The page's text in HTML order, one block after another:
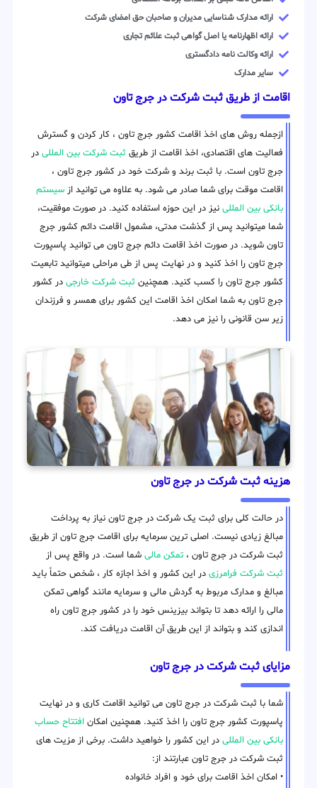
ارائه مدارک شناسایی مدیران و صاحبان حق امضای شرکت
ارائه اظهارنامه یا اصل گواهی ثبت علائم تجاری
ارائه وکالت نامه دادگستری
سایر مدارک
اقامت از طریق ثبت شرکت در جرج تاون
ازجمله روش های اخذ اقامت کشور جرج تاون ، کار کردن و گسترش
فعالیت های اقتصادی، اخذ اقامت از طریق ثبت شرکت بین المللی در
جرج تاون است. با ثبت برند و شرکت خود در کشور جرج تاون ،
اقامت موقت برای شما صادر می شود. به علاوه می توانید از سیستم
بانکی بین المللی نیز در این حوزه استفاده کنید. در صورت موفقیت،
شما میتوانید پس از گذشت مدتی، مشمول اقامت دائم کشور جرج
تاون شوید. در صورت اخذ اقامت دائم جرج تاون می توانید پاسپورت
جرج تاون را اخذ کنید و در نهایت پس از طی مراحلی میتوانید تابعیت
کشور جرج تاون را کسب کنید. همچنین ثبت شرکت خارجی در کشور
جرج تاون به شما امکان اخذ اقامت این کشور برای همسر و فرزندان
زیر سن قانونی را نیز می دهد.
هزینه ثبت شرکت در جرج تاون
در حالت کلی برای ثبت یک شرکت در جرج تاون نیاز به پرداخت
مبالغ زیادی نیست. اصلی ترین سرمایه برای اقامت جرج تاون از طریق
ثبت شرکت در جرج تاون ، تمکن مالی شما است. در واقع پس از
ثبت شرکت فرامرزی در این کشور و اخذ اجازه کار ، شخص حتماً باید
مبالغ و مدارک مربوط به گردش مالی و سرمایه مانند گواهی تمکن
مالی را ارائه دهد تا بتواند بیزینس خود را در کشور جرج تاون راه
اندازی کند و بتواند از این طریق آن اقامت دریافت کند.
مزایای ثبت شرکت در جرج تاون
شما با ثبت شرکت در جرج تاون می توانید اقامت کاری و در نهایت
پاسپورت کشور جرج تاون را اخذ کنید. همچنین امکان افتتاح حساب
بانکی بین المللی در این کشور را خواهید داشت. برخی از مزیت های
ثبت شرکت در جرج تاون عبارتند از:
• امکان اخذ اقامت برای خود و افراد خانواده